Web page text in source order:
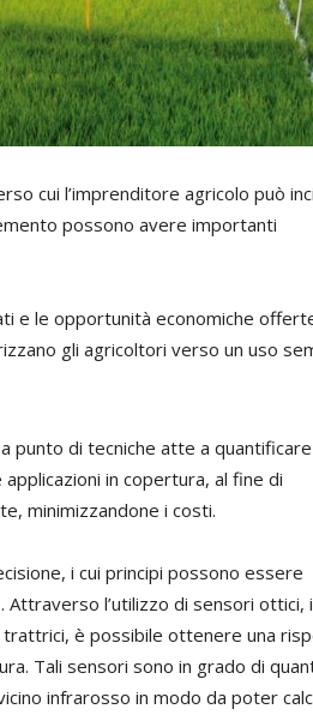
cui l’imprenditore agricolo può
possono avere importanti
e le opportunità economiche
gli agricoltori verso un uso
punto di tecniche atte a
in copertura, al fine di
minimizzandone i costi.
i cui principi possono essere
l’utilizzo di sensori ottici,
è possibile ottenere una
Tali sensori sono in grado di
infrarosso in modo da poter